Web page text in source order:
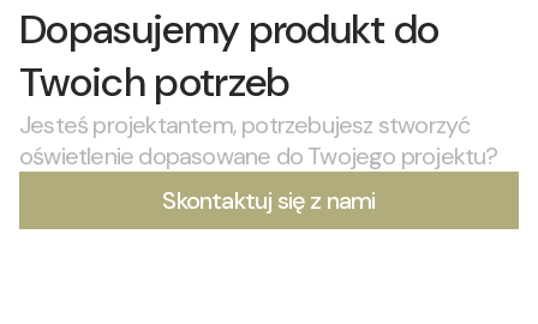
Dopasujemy produkt do
Twoich potrzeb
Jesteś projektantem, potrzebujesz stworzyć
oświetlenie dopasowane do Twojego projektu?
Skontaktuj się z nami